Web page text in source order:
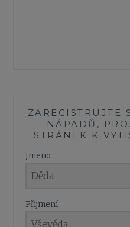
ZAREGISTRUJTE
NÁPADŮ,
STRÁNEK K
Jmeno
Přijmení